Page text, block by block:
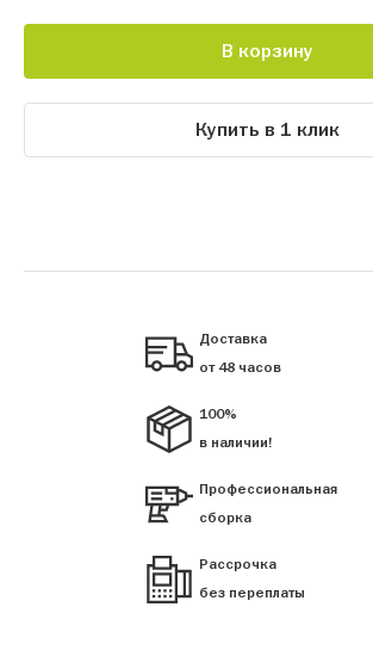
В корзину
Купить в 1 клик
Доставка
от 48 часов
100%
в наличии!
Профессиональная
сборка
Рассрочка
без переплаты